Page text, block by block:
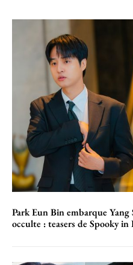
Park Eun Bin embarque Yang
occulte : teasers de Spooky in